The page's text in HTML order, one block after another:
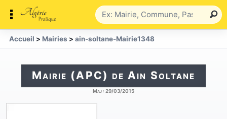
Accueil > Mairies > ain-soltane-Mairie1348
Mairie (APC) de Ain Soltane
Maj : 29/03/2015